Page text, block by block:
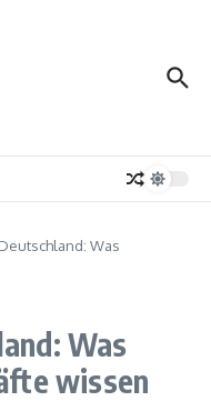
Was
Was
wissen